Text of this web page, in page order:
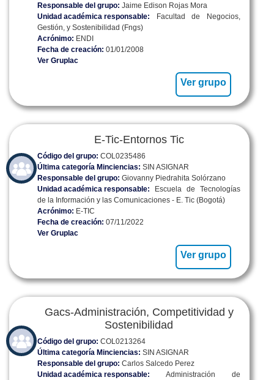
Responsable del grupo: Jaime Edison Rojas Mora
Unidad académica responsable: Facultad de Negocios,
Gestión, y Sostenibilidad (Fngs)
Acrónimo: ENDI
Fecha de creación: 01/01/2008
Ver Gruplac
Ver grupo
E-Tic-Entornos Tic
Código del grupo: COL0235486
Última categoría Minciencias: SIN ASIGNAR
Responsable del grupo: Giovanny Piedrahita Solórzano
Unidad académica responsable: Escuela de Tecnologías
de la Información y las Comunicaciones - E. Tic (Bogotá)
Acrónimo: E-TIC
Fecha de creación: 07/11/2022
Ver Gruplac
Ver grupo
Gacs-Administración, Competitividad y
Sostenibilidad
Código del grupo: COL0213264
Última categoría Minciencias: SIN ASIGNAR
Responsable del grupo: Carlos Salcedo Perez
Unidad académica responsable: Administración de